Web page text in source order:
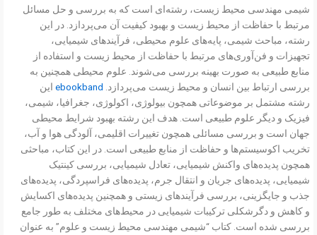
شیمی مهندسی محیط زیست، رشته‌ای است که به بررسی و حل مسائل
مرتبط با حفاظت از محیط زیست و بهبود کیفیت آن می‌پردازد. در این
رشته، مباحث شیمی، پایه‌های علوم محیطی، فرآیندهای شیمیایی،
تجهیزات و فن‌آوری‌های مرتبط با حفاظت از محیط زیست و استفاده از
منابع طبیعی به صورت بهینه بررسی می‌شوند. علوم محیطی همچنین به
بررسی ارتباط بین انسان و محیط زیست می‌پردازد. ebookband این
رشته مشتمل بر موضوعاتی همچون بیولوژی، اکولوژی، جغرافیا، شیمی،
فیزیک و دیگر علوم طبیعی است. هدف این رشته بهبود شرایط محیطی
جهان است و بررسی مسائلی همچون تغییرات اقلیمی، آلودگی هوا و آب،
تخریب اکوسیستم‌ها و حفاظت از منابع طبیعی است. در این کتاب، مباحثی
همچون پدیده‌های واکنش شیمیایی، تعادل شیمیایی، بررسی کینتیک
شیمیایی، پدیده‌های جریان و انتقال جرم، پدیده‌های فراسپردگی، پدیده‌های
جذب و جایگزینی، بررسی فرآیندهای زیستی و همچنین پدیده‌های اکسایش
و کاهش و دگرشکلی ترکیبات شیمیایی در محیط‌های مختلف به طور جامع
بررسی شده است. کتاب “شیمی مهندسی محیط زیست و علوم” به عنوان